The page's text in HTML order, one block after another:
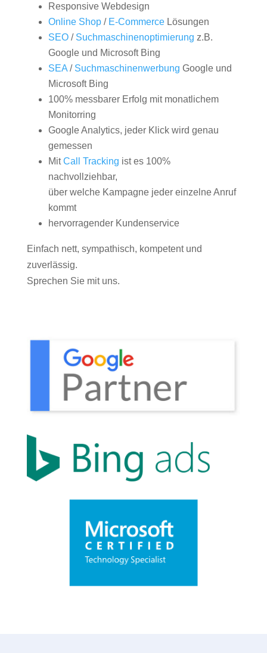
Responsive Webdesign
Online Shop/ E-CommerceLösungen
SEO/ Suchmaschinenoptimierung z.B.
Google und Microsoft Bing
SEA/ Suchmaschinenwerbung Google und
Microsoft Bing
100% messbarer Erfolg mit monatlichem
Monitorring
Google Analytics, jeder Klick wird genau
gemessen
MitCall Tracking ist es 100%
nachvollziehbar,
über welche Kampagne jeder einzelne Anruf
kommt
hervorragender Kundenservice
Einfach nett, sympathisch, kompetent und
zuverlässig.
Sprechen Sie mit uns.